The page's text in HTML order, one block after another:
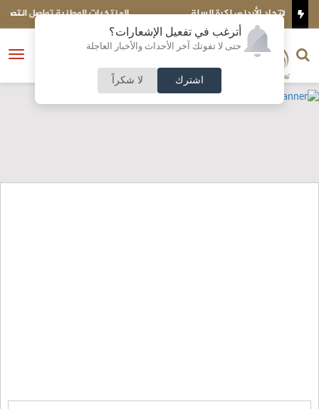
أترغب في تفعيل الإشعارات؟
حتى لا تفوتك آخر الأحداث والأخبار العاجلة
اشترك لا شكراً
المنتخبات الوطنية تواصل انتصاراتها في جولة غرب آسيا للكرة الطائرة
الشاطئية
فتح
الناشر و رئيس التحرير
النسخة الكاملة